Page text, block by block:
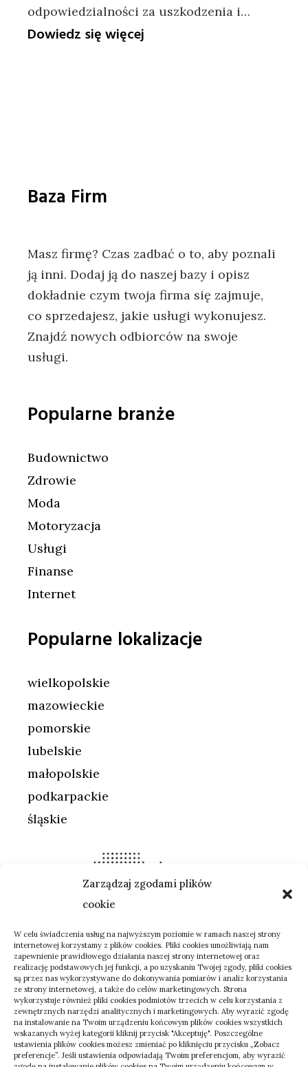
Zarządzaj zgodami plików
cookie
W celu świadczenia usług na najwyższym poziomie w ramach naszej strony
internetowej korzystamy z plików cookies. Pliki cookies umożliwiają nam
zapewnienie prawidłowego działania naszej strony internetowej oraz
realizację podstawowych jej funkcji, a po uzyskaniu Twojej zgody, pliki cookies
są przez nas wykorzystywane do dokonywania pomiarów i analiz korzystania
ze strony internetowej, a także do celów marketingowych. Strona
wykorzystuje również pliki cookies podmiotów trzecich w celu korzystania z
zewnętrznych narzędzi analitycznych i marketingowych. Aby wyrazić zgodę
na instalowanie na Twoim urządzeniu końcowym plików cookies wszystkich
wskazanych wyżej kategorii kliknij przycisk "Akceptuję". Poszczególne
ustawienia plików cookies możesz zmieniać po kliknięciu przycisku „Zobacz
preferencje”. Jeśli ustawienia odpowiadają Twoim preferencjom, aby wyrazić
odpowiedzialności za uszkodzenia i…
Dowiedz się więcej
Baza Firm
Masz firmę? Czas zadbać o to, aby poznali
ją inni. Dodaj ją do naszej bazy i opisz
dokładnie czym twoja firma się zajmuje,
co sprzedajesz, jakie usługi wykonujesz.
Znajdź nowych odbiorców na swoje
usługi.
Popularne branże
Budownictwo
Zdrowie
Moda
Motoryzacja
Usługi
Finanse
Internet
Popularne lokalizacje
wielkopolskie
mazowieckie
pomorskie
lubelskie
małopolskie
podkarpackie
śląskie